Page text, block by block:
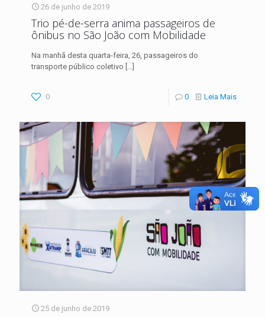
26 de junho de 2019
Trio pé-de-serra anima passageiros de
ônibus no São João com Mobilidade
Na manhã desta quarta-feira, 26, passageiros do
transporte público coletivo
0 0 Leia Mais
25 de junho de 2019